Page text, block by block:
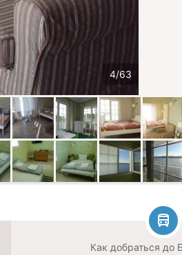
Как добраться до